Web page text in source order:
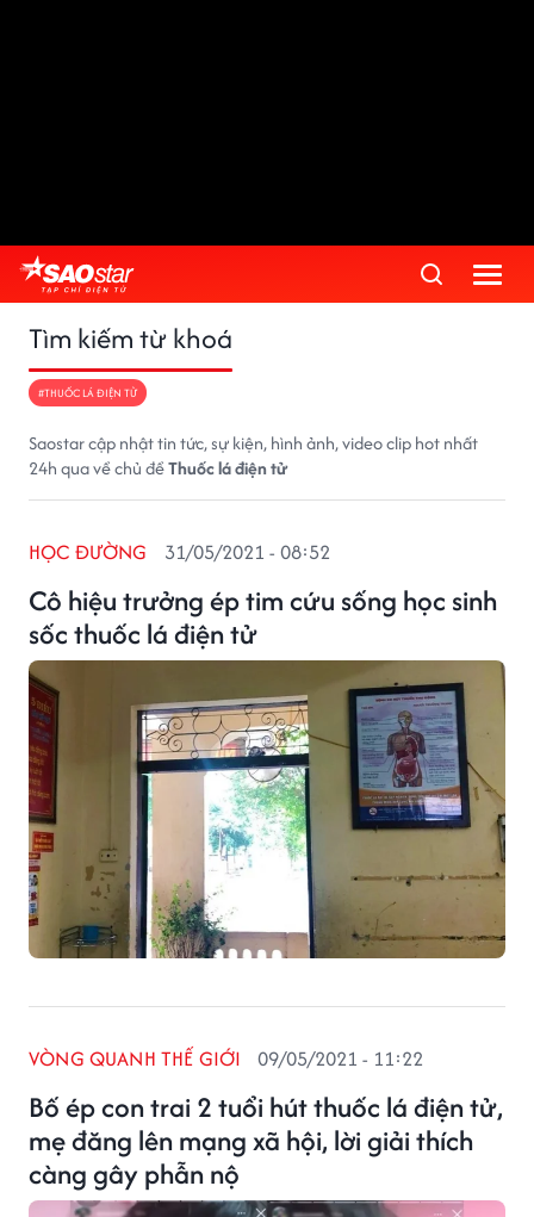
Tìm kiếm từ khoá
#THUỐC LÁ ĐIỆN TỬ
Saostar cập nhật tin tức, sự kiện, hình ảnh, video clip hot nhất
24h qua về chủ đềThuốc lá điện tử
Cô hiệu trưởng ép tim cứu sống học sinh
sốc thuốc lá điện tử
HỌC ĐƯỜNG 31/05/2021 - 08:52
Bố ép con trai 2 tuổi hút thuốc lá điện tử,
mẹ đăng lên mạng xã hội, lời giải thích
càng gây phẫn nộ
VÒNG QUANH THẾ GIỚI 09/05/2021 - 11:22